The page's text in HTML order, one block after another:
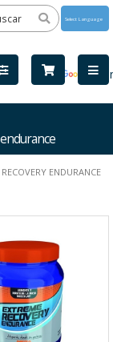
by
RECOVERY ENDURANCE